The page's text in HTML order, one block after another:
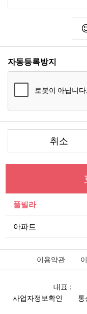
자동등록방지
취소
풀빌라
아파트
이용약관
대표 :
사업자정보확인
통